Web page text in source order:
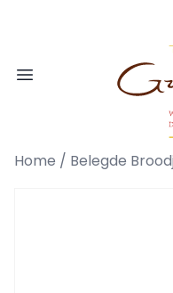
Open menu
Home / Belegde